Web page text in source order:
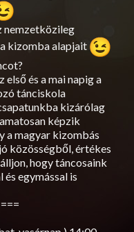
nemzetközileg
kizomba alapjait
és a mai napig a
tánciskola
kizárólag
képzik
a magyar kizombás
közösségből, értékes
hogy táncosaink
egymással is